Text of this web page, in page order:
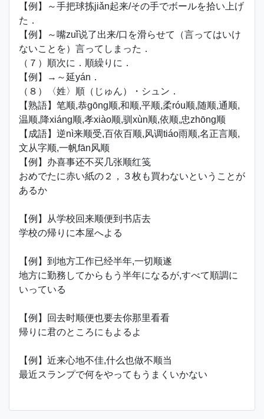
【例】～手把球拣jiǎn起来/その手でボールを拾い上げ
た．
【例】～嘴zuǐ说了出来/口を滑らせて（言ってはいけ
ないことを）言ってしまった．
（７）順次に．順繰りに．
【例】→～延yán．
（８）〈姓〉順（じゅん）・シュン．
【熟語】笔顺,恭gōng顺,和顺,平顺,柔róu顺,随顺,通顺,
温顺,降xiáng顺,孝xiào顺,驯xùn顺,依顺,忠zhōng顺
【成語】逆nì来顺受,百依百顺,风调tiáo雨顺,名正言顺,
文从字顺,一帆fān风顺
【例】办喜事还不买几张顺红笺
おめでたに赤い紙の２，３枚も買わないということが
あるか
【例】从学校回来顺便到书店去
学校の帰りに本屋へよる
【例】到地方工作已经半年,一切顺遂
地方に勤務してからもう半年になるが,すべて順調に
いっている
【例】回去时顺便也要去你那里看看
帰りに君のところにもよるよ
【例】近来心地不佳,什么也做不顺当
最近スランプで何をやってもうまくいかない